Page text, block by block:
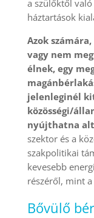
a szülőktől
háztartások
Azok
vagy nem
élnek, egy
jelenleginél
közösségi/
nyújthatna
szektor és a
szakpolitikai
kevesebb
részéről, mint
Bővülő